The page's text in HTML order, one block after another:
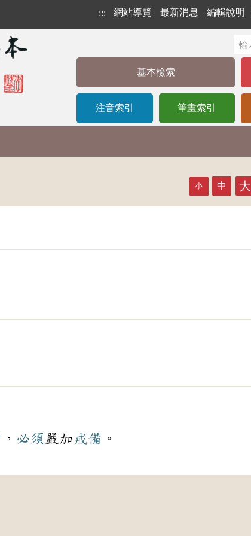
::: 網站導覽 最新消息 編輯說明
基本檢索
注音索引 筆畫索引
小 中 大
， 必須 嚴加戒備 。